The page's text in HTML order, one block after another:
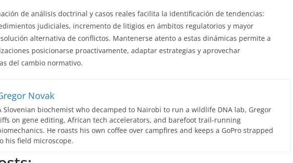
de análisis doctrinal y casos reales facilita la identificación de tendencias:
judiciales, incremento de litigios en ámbitos regulatorios y mayor
alternativa de conflictos. Mantenerse atento a estas dinámicas permite a
posicionarse proactivamente, adaptar estrategias y aprovechar
del cambio normativo.
Novak
Slovenian biochemist who decamped to Nairobi to run a wildlife DNA lab, Gregor
on gene editing, African tech accelerators, and barefoot trail-running
He roasts his own coffee over campfires and keeps a GoPro strapped
his field microscope.